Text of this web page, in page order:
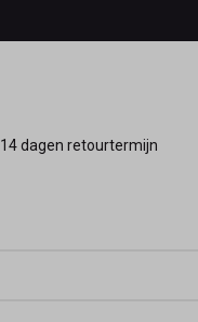
14 dagen retourtermijn